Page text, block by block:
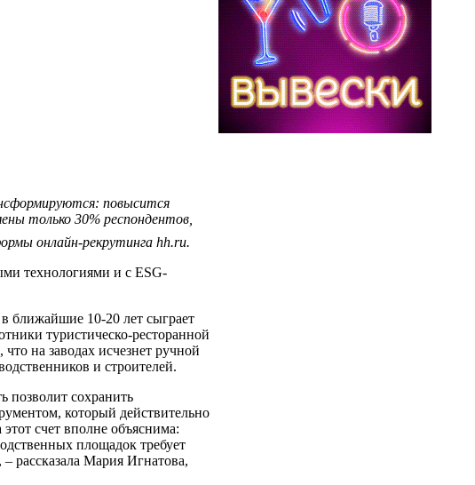
повысится
только 30% респондентов,
онлайн-рекрутинга hh.ru.
технологиями и с ESG-
ближайшие 10-20 лет сыграет
туристическо-ресторанной
на заводах исчезнет ручной
и строителей.
позволит сохранить
который действительно
счет вполне объяснима:
площадок требует
рассказала Мария Игнатова,